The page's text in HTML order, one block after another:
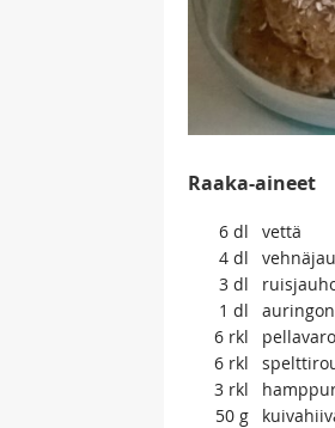
Raaka-aineet
6 dl
vettä
4 dl
3 dl
1 dl
6 rkl
6 rkl
3 rkl
50 g